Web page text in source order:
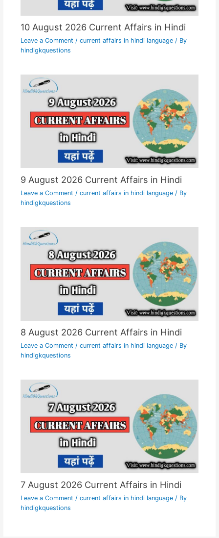
10 August 2026 Current Affairs in Hindi
Leave a Comment / current affairs in hindi language/ By
hindigkquestions
9 August 2026 Current Affairs in Hindi
Leave a Comment / current affairs in hindi language/ By
hindigkquestions
8 August 2026 Current Affairs in Hindi
Leave a Comment / current affairs in hindi language/ By
hindigkquestions
7 August 2026 Current Affairs in Hindi
Leave a Comment / current affairs in hindi language/ By
hindigkquestions